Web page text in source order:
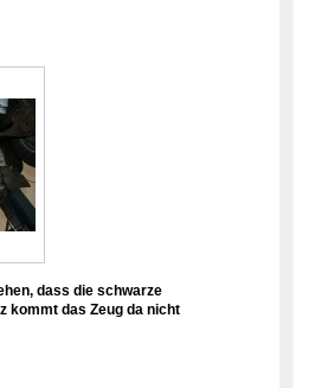
dass die schwarze
kommt das Zeug da nicht